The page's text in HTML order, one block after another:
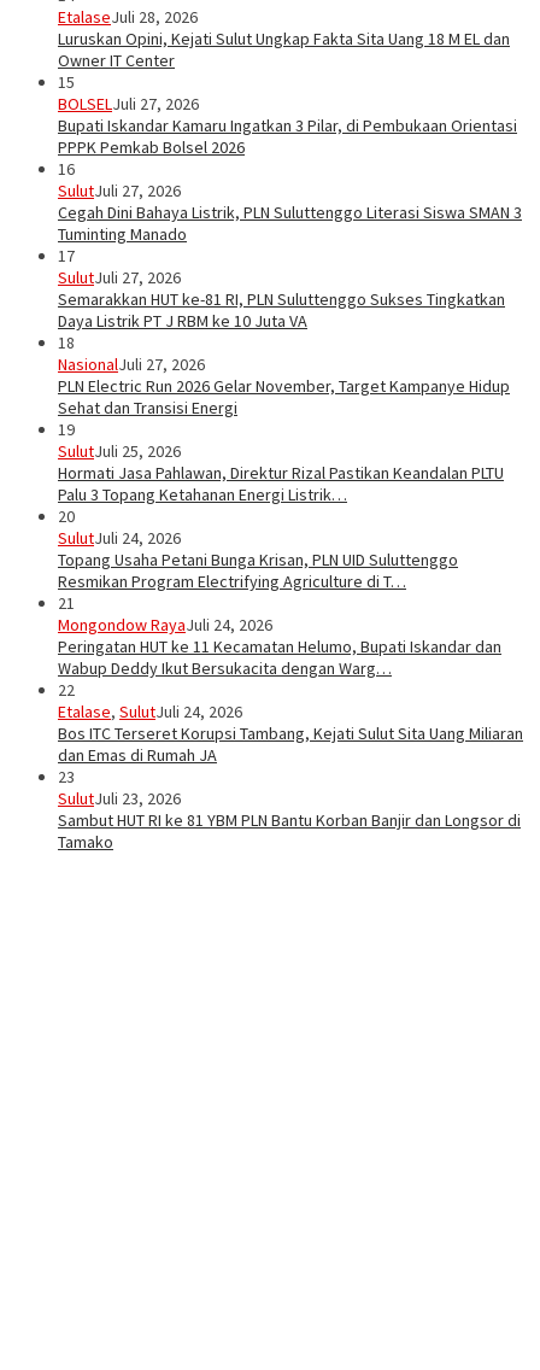
EtalaseJuli 28, 2026
Luruskan Opini, Kejati Sulut Ungkap Fakta Sita Uang 18 M EL dan
Owner IT Center
15
BOLSELJuli 27, 2026
Bupati Iskandar Kamaru Ingatkan 3 Pilar, di Pembukaan Orientasi
PPPK Pemkab Bolsel 2026
16
SulutJuli 27, 2026
Cegah Dini Bahaya Listrik, PLN Suluttenggo Literasi Siswa SMAN 3
Tuminting Manado
17
SulutJuli 27, 2026
Semarakkan HUT ke-81 RI, PLN Suluttenggo Sukses Tingkatkan
Daya Listrik PT J RBM ke 10 Juta VA
18
NasionalJuli 27, 2026
PLN Electric Run 2026 Gelar November, Target Kampanye Hidup
Sehat dan Transisi Energi
19
SulutJuli 25, 2026
Hormati Jasa Pahlawan, Direktur Rizal Pastikan Keandalan PLTU
Palu 3 Topang Ketahanan Energi Listrik…
20
SulutJuli 24, 2026
Topang Usaha Petani Bunga Krisan, PLN UID Suluttenggo
Resmikan Program Electrifying Agriculture di T…
21
Mongondow RayaJuli 24, 2026
Peringatan HUT ke 11 Kecamatan Helumo, Bupati Iskandar dan
Wabup Deddy Ikut Bersukacita dengan Warg…
22
Etalase, SulutJuli 24, 2026
Bos ITC Terseret Korupsi Tambang, Kejati Sulut Sita Uang Miliaran
dan Emas di Rumah JA
23
SulutJuli 23, 2026
Sambut HUT RI ke 81 YBM PLN Bantu Korban Banjir dan Longsor di
Tamako